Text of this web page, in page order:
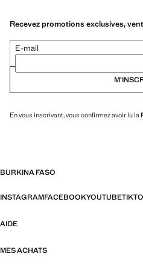
Recevez promotions exclusives,
E-mail
En vous inscrivant, vous confirmez avoir lu la
BURKINA FASO
INSTAGRAMFACEBOOKYOUTUBE
AIDE
MES ACHATS